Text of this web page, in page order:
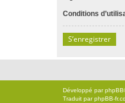
Conditions
S’enregistrer
Développé parphpBB
Traduit parphpBB-